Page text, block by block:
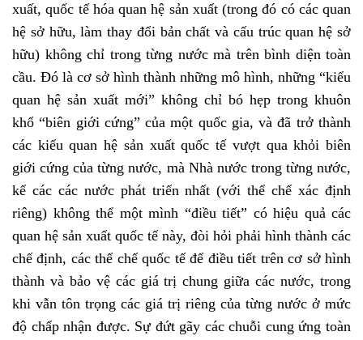
xuất, quốc tế hóa quan hệ sản xuất (trong đó có các quan
hệ sở hữu, làm thay đổi bản chất và cấu trúc quan hệ sở
hữu) không chỉ trong từng nước mà trên bình diện toàn
cầu. Đó là cơ sở hình thành những mô hình, những “kiểu
quan hệ sản xuất mới” không chỉ bó hẹp trong khuôn
khổ “biên giới cứng” của một quốc gia, và đã trở thành
các kiểu quan hệ sản xuất quốc tế vượt qua khỏi biên
giới cứng của từng nước, mà Nhà nước trong từng nước,
kể các các nước phát triến nhất (với thể chế xác định
riêng) không thể một mình “điều tiết” có hiệu quả các
quan hệ sản xuất quốc tế này, đòi hỏi phải hình thành các
chế định, các thể chế quốc tế để điều tiết trên cơ sở hình
thành và bảo vệ các giá trị chung giữa các nước, trong
khi vẫn tôn trọng các giá trị riêng của từng nước ở mức
độ chấp nhận được. Sự đứt gãy các chuỗi cung ứng toàn